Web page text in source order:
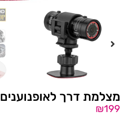
מצלמת דרך לאופנוענים
₪199